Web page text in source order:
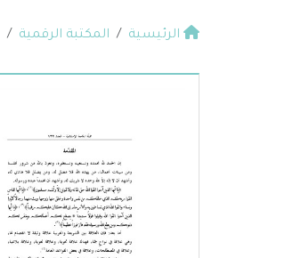
الرئيسية المكتبة الرقمية